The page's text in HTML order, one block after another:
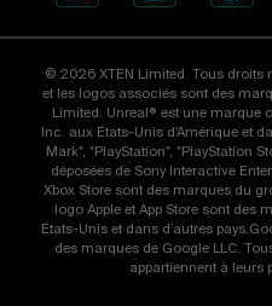
© 2026 XTEN Limited. Tous droits
et les logos associés sont des
Limited. Unreal® est une marque
Inc. aux États-Unis d'Amérique et
Mark", "PlayStation", "PlayStation
déposées de Sony Interactive
Xbox Store sont des marques du
logo Apple et App Store sont des
États-Unis et dans d’autres
des marques de Google LLC.
appartiennent à leurs